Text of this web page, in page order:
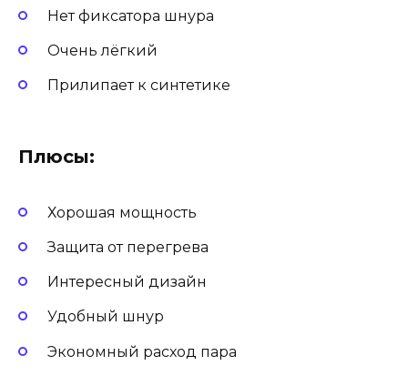
Нет фиксатора шнура
Очень лёгкий
Прилипает к синтетике
Плюсы:
Хорошая мощность
Защита от перегрева
Интересный дизайн
Удобный шнур
Экономный расход пара